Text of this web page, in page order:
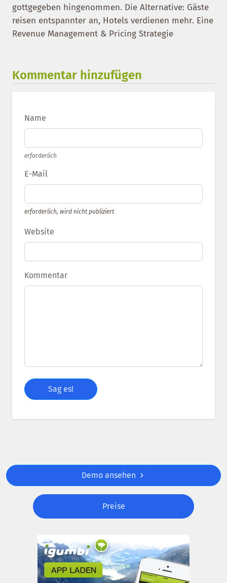
gottgegeben hingenommen. Die Alternative: Gäste
reisen entspannter an, Hotels verdienen mehr. Eine
Revenue Management & Pricing Strategie
Kommentar hinzufügen
Name
erforderlich
E-Mail
erforderlich, wird nicht publiziert
Website
Kommentar
Demo ansehen
Preise